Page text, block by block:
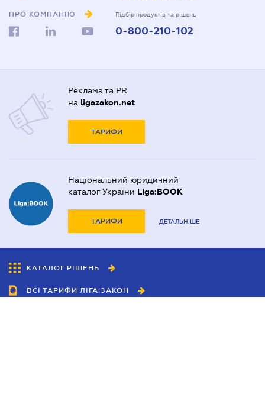
ПРО КОМПАНІЮ Підбір продуктів та рішень
0-800-210-102
Реклама та PR
на ligazakon.net
ТАРИФИ
Національний юридичний
каталог України Liga:BOOK
ТАРИФИ ДЕТАЛЬНІШЕ
КАТАЛОГ РІШЕНЬ
ВСІ ТАРИФИ ЛІГА:ЗАКОН